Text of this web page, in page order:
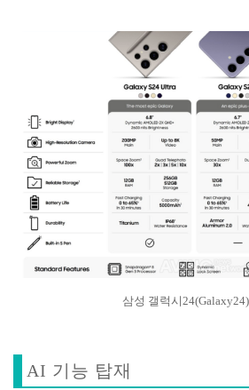
삼성 갤럭시
AI 기능 탑재